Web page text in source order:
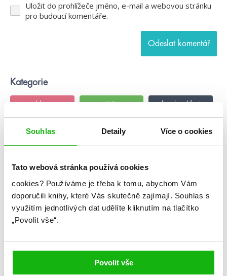
Souhlas Detaily Více o cookies
Tato webová stránka používá cookies
cookies? Používáme je třeba k tomu, abychom Vám
doporučili knihy, které Vás skutečně zajímají. Souhlas s
využitím jednotlivých dat udělíte kliknutím na tlačítko
„Povolit vše“.
Povolit vše
Uložit do prohlížeče jméno, e-mail a webovou stránku
pro budoucí komentáře.
Kategorie
blog citáty humbookfest
knihomoloviny kvízy